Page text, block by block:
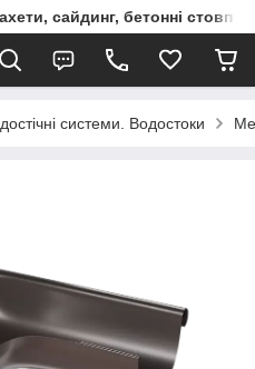
сайдинг, бетонні
системи. Водостоки